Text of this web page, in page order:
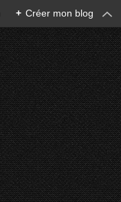
+ Créer mon blog